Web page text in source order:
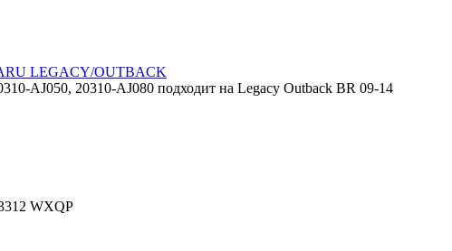
LEGACY/OUTBACK
AJ050, 20310-AJ080 подходит на Legacy Outback BR 09-14
WXQP